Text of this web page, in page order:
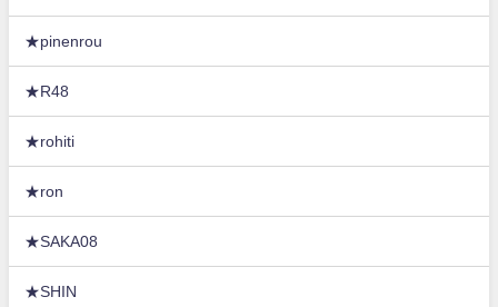
★pinenrou
★R48
★rohiti
★ron
★SAKA08
★SHIN